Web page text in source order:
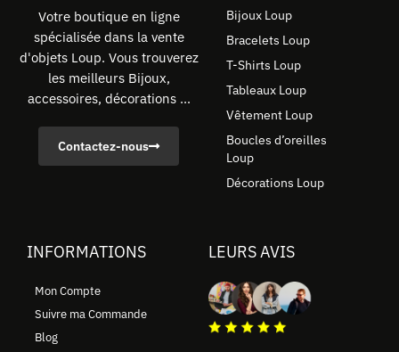
Votre boutique en ligne
spécialisée dans la vente
d'objets Loup. Vous trouverez
les meilleurs Bijoux,
accessoires, décorations ...
Contactez-nous
Bijoux Loup
Bracelets Loup
T-Shirts Loup
Tableaux Loup
Vêtement Loup
Boucles d’oreilles
Loup
Décorations Loup
INFORMATIONS
Mon Compte
Suivre ma Commande
Blog
LEURS AVIS